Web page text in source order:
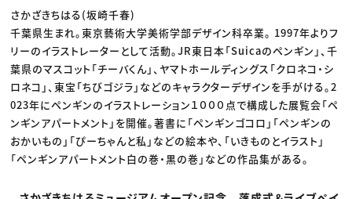
さかざきちはる(坂崎千春)
千葉県生まれ。東京藝術大学美術学部デザイン科卒業。 1997年よりフ
リーのイラストレーターとして活動。JR東日本「Suicaのペンギン」、千
葉県のマスコット「チーバくん」、ヤマトホールディングス「クロネコ・シ
ロネコ」、東宝「ちびゴジラ」などのキャラクターデザインを手がける。2
023年にペンギンのイラストレーション１０００点で構成した展覧会「ペ
ンギンアパートメント」を開催。著書に「ペンギンゴコロ」「ペンギンの
おかいもの」「ぴーちゃんと私」などの絵本や、「いきものとイラスト」
「ペンギンアパートメント白の巻・黒の巻」などの作品集がある。